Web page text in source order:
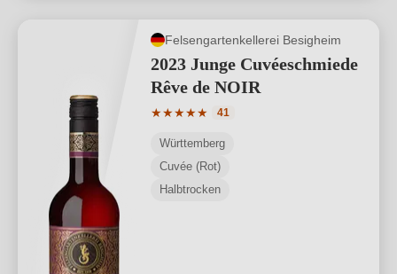
Felsengartenkellerei Besigheim
2023 Junge Cuvéeschmiede
Rêve de NOIR
★★★★★
Durchschnittliche Bewertung von 5
41
Württemberg
Cuvée (Rot)
Halbtrocken